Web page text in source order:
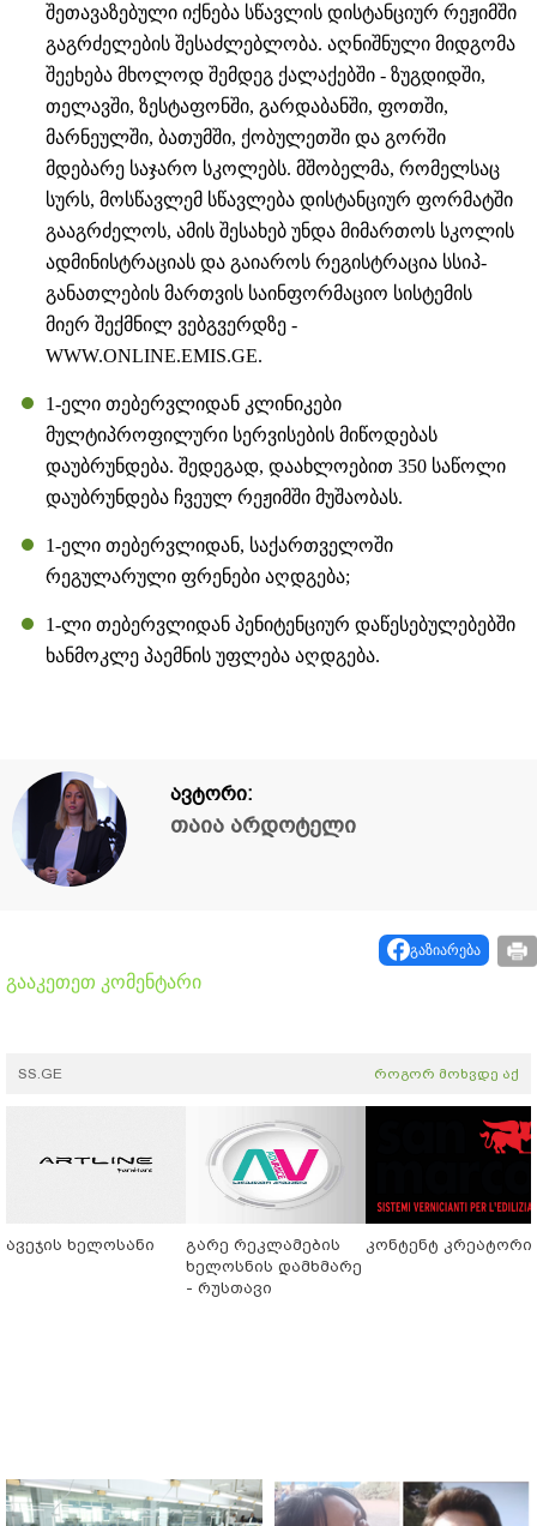
შეთავაზებული იქნება სწავლის დისტანციურ რეჟიმში
გაგრძელების შესაძლებლობა. აღნიშნული მიდგომა
შეეხება მხოლოდ შემდეგ ქალაქებში - ზუგდიდში,
თელავში, ზესტაფონში, გარდაბანში, ფოთში,
მარნეულში, ბათუმში, ქობულეთში და გორში
მდებარე საჯარო სკოლებს. მშობელმა, რომელსაც
სურს, მოსწავლემ სწავლება დისტანციურ ფორმატში
გააგრძელოს, ამის შესახებ უნდა მიმართოს სკოლის
ადმინისტრაციას და გაიაროს რეგისტრაცია სსიპ-
განათლების მართვის საინფორმაციო სისტემის
მიერ შექმნილ ვებგვერდზე -
WWW.ONLINE.EMIS.GE.
1-ელი თებერვლიდან კლინიკები
მულტიპროფილური სერვისების მიწოდებას
დაუბრუნდება. შედეგად, დაახლოებით 350 საწოლი
დაუბრუნდება ჩვეულ რეჟიმში მუშაობას.
1-ელი თებერვლიდან, საქართველოში
რეგულარული ფრენები აღდგება;
1-ლი თებერვლიდან პენიტენციურ დაწესებულებებში
ხანმოკლე პაემნის უფლება აღდგება.
ავტორი:
თაია არდოტელი
გაზიარება
გააკეთეთ კომენტარი
SS.GE როგორ მოხვდე აქ
ავეჯის ხელოსანი
გარე რეკლამების
ხელოსნის დამხმარე
- რუსთავი
კონტენტ კრეატორი